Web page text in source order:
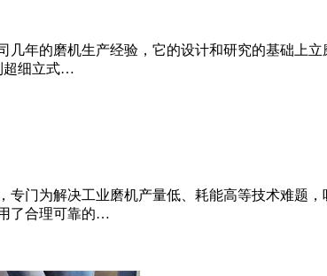
几年的磨机生产经验，它的设计和研究的基础上
超细立式…
专门为解决工业磨机产量低、耗能高等技术难题
了合理可靠的…